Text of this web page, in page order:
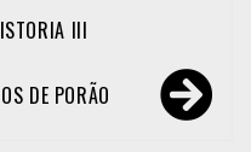
III
DE PORÃO